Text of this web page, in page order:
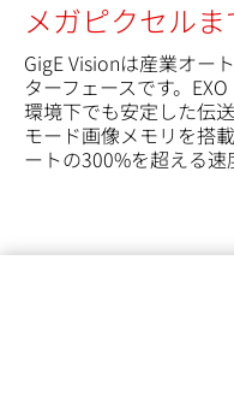
メガピクセルま
GigE Visionは産業オー
ターフェースです。
環境下でも安定した伝
モード画像メモリを搭
ートの300%を超える速